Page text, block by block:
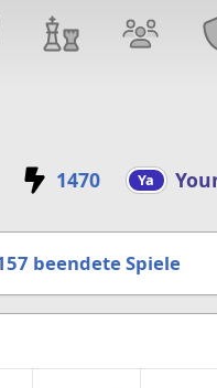
1470 Ya
beendete Spiele